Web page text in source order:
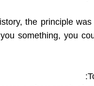
the principle
something, you